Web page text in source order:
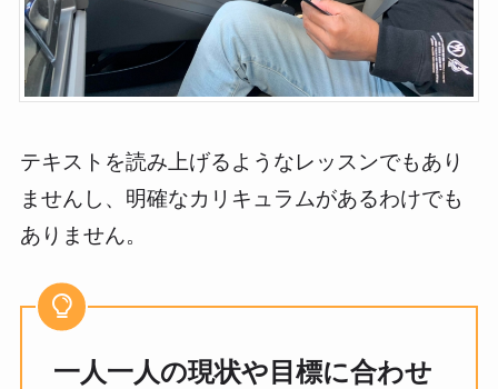
テキストを読み上げるようなレッスンでもあり
ませんし、明確なカリキュラムがあるわけでも
ありません。
一人一人の現状や目標に合わせ